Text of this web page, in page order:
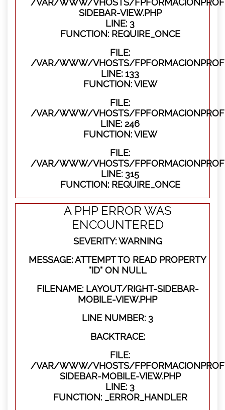
/VAR/WWW/VHOSTS/
SIDEBAR-VIEW.PHP
LINE: 3
FUNCTION: REQUIRE_ONCE
FILE:
/VAR/WWW/VHOSTS/
LINE: 133
FUNCTION: VIEW
FILE:
/VAR/WWW/VHOSTS/
LINE: 246
FUNCTION: VIEW
FILE:
/VAR/WWW/VHOSTS/
LINE: 315
FUNCTION: REQUIRE_ONCE
A PHP ERROR WAS
ENCOUNTERED
SEVERITY: WARNING
MESSAGE: ATTEMPT TO READ PROPERTY
"ID" ON NULL
FILENAME: LAYOUT/RIGHT-SIDEBAR-
MOBILE-VIEW.PHP
LINE NUMBER: 3
BACKTRACE:
FILE:
/VAR/WWW/VHOSTS/
SIDEBAR-MOBILE-VIEW.PHP
LINE: 3
FUNCTION: _ERROR_HANDLER